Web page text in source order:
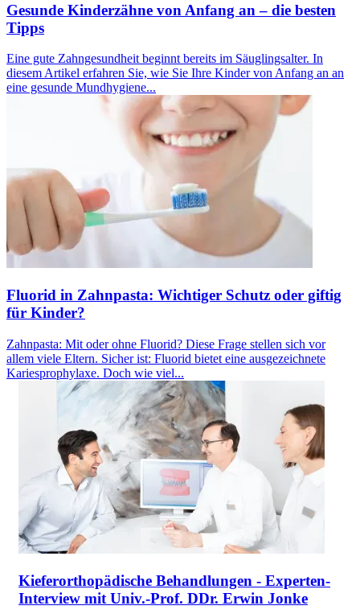
Gesunde Kinderzähne von Anfang an – die besten
Tipps
Eine gute Zahngesundheit beginnt bereits im Säuglingsalter. In
diesem Artikel erfahren Sie, wie Sie Ihre Kinder von Anfang an an
eine gesunde Mundhygiene...
Fluorid in Zahnpasta: Wichtiger Schutz oder giftig
für Kinder?
Zahnpasta: Mit oder ohne Fluorid? Diese Frage stellen sich vor
allem viele Eltern. Sicher ist: Fluorid bietet eine ausgezeichnete
Kariesprophylaxe. Doch wie viel...
Kieferorthopädische Behandlungen - Experten-
Interview mit Univ.-Prof. DDr. Erwin Jonke